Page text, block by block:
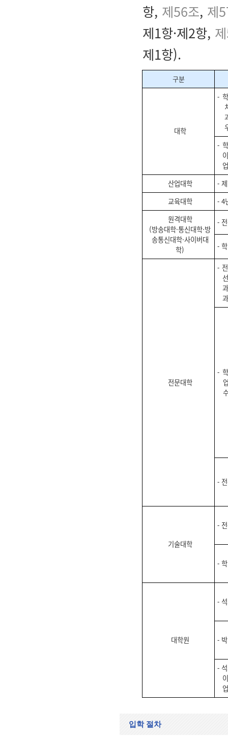
항, 제56조, 제
제1항·제2항,
제1항).
구분
대학
⁃
⁃
산업대학
⁃
교육대학
⁃ 4
원격대학
(방송대학·통신대학·방
송통신대학·사이버대
학)
⁃
⁃
전문대학
⁃
⁃
⁃
기술대학
⁃
⁃
대학원
⁃
⁃
⁃
입학 절차